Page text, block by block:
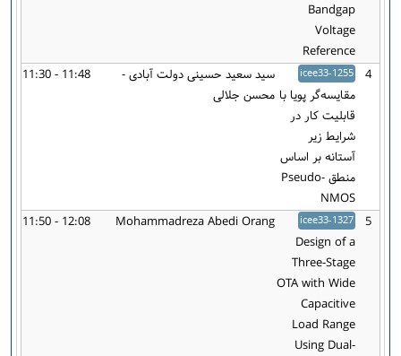
Bandgap
Voltage
Reference
4
icee33-1255
مقایسه‌گر پویا با
قابلیت کار در
شرایط زیر
آستانه بر اساس
منطق Pseudo-
NMOS
سید سعید حسینی دولت آبادی -
محسن جلالی
11:30 - 11:48
5
icee33-1327
Design of a
Three-Stage
OTA with Wide
Capacitive
Load Range
Using Dual-
Mohammadreza Abedi Orang
11:50 - 12:08